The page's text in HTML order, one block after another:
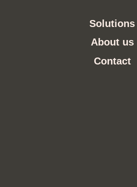
Solutions
About us
Contact